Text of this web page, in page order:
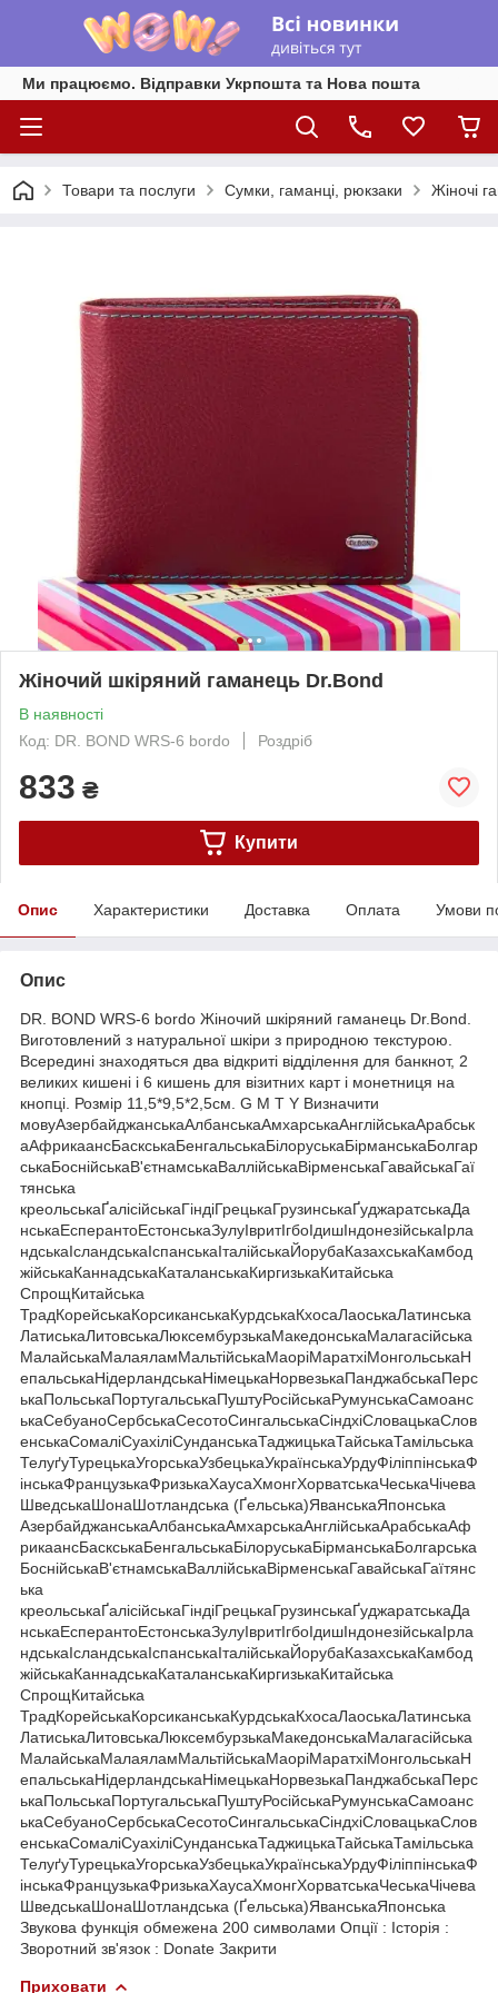
Ми працюємо. Відправки Укрпошта та Нова пошта
Товари та послуги Сумки, гаманці, рюкзаки Жіночі
Жіночий шкіряний гаманець Dr.Bond
В наявності
Код: DR. BOND WRS-6 bordo
Роздріб
833 ₴
Купити
Опис Характеристики Доставка Оплата Умови
Опис
DR. BOND WRS-6 bordo Жіночий шкіряний гаманець Dr.Bond.
Виготовлений з натуральної шкіри з природною текстурою.
Всередині знаходяться два відкриті відділення для банкнот, 2
великих кишені і 6 кишень для візитних карт і монетниця на
кнопці. Розмір 11,5*9,5*2,5см. G M T Y Визначити
мовуАзербайджанськаАлбанськаАмхарськаАнглійськаАрабськ
аАфрикаансБаскськаБенгальськаБілоруськаБірманськаБолгар
ськаБоснійськаВ'єтнамськаВаллійськаВірменськаГавайськаГаї
тянська
креольськаҐалісійськаГіндіГрецькаГрузинськаҐуджаратськаДа
нськаЕсперантоЕстонськаЗулуІвритІгбоІдишІндонезійськаІрла
ндськаІсландськаІспанськаІталійськаЙорубаКазахськаКамбод
жійськаКаннадськаКаталанськаКиргизькаКитайська
СпрощКитайська
ТрадКорейськаКорсиканськаКурдськаКхосаЛаоськаЛатинська
ЛатиськаЛитовськаЛюксембурзькаМакедонськаМалагасійська
МалайськаМалаяламМальтійськаМаоріМаратхіМонгольськаН
епальськаНідерландськаНімецькаНорвезькаПанджабськаПерс
ькаПольськаПортугальськаПуштуРосійськаРумунськаСамоанс
ькаСебуаноСербськаСесотоСингальськаСіндхіСловацькаСлов
енськаСомаліСуахіліСунданськаТаджицькаТайськаТамільська
ТелуґуТурецькаУгорськаУзбецькаУкраїнськаУрдуФіліппінськаФ
інськаФранцузькаФризькаХаусаХмонгХорватськаЧеськаЧічева
ШведськаШонаШотландська (Ґельська)ЯванськаЯпонська
АзербайджанськаАлбанськаАмхарськаАнглійськаАрабськаАф
рикаансБаскськаБенгальськаБілоруськаБірманськаБолгарська
БоснійськаВ'єтнамськаВаллійськаВірменськаГавайськаГаїтянс
ька
креольськаҐалісійськаГіндіГрецькаГрузинськаҐуджаратськаДа
нськаЕсперантоЕстонськаЗулуІвритІгбоІдишІндонезійськаІрла
ндськаІсландськаІспанськаІталійськаЙорубаКазахськаКамбод
жійськаКаннадськаКаталанськаКиргизькаКитайська
СпрощКитайська
ТрадКорейськаКорсиканськаКурдськаКхосаЛаоськаЛатинська
ЛатиськаЛитовськаЛюксембурзькаМакедонськаМалагасійська
МалайськаМалаяламМальтійськаМаоріМаратхіМонгольськаН
епальськаНідерландськаНімецькаНорвезькаПанджабськаПерс
ькаПольськаПортугальськаПуштуРосійськаРумунськаСамоанс
ькаСебуаноСербськаСесотоСингальськаСіндхіСловацькаСлов
енськаСомаліСуахіліСунданськаТаджицькаТайськаТамільська
ТелуґуТурецькаУгорськаУзбецькаУкраїнськаУрдуФіліппінськаФ
інськаФранцузькаФризькаХаусаХмонгХорватськаЧеськаЧічева
ШведськаШонаШотландська (Ґельська)ЯванськаЯпонська
Звукова функція обмежена 200 символами Опції : Історія :
Зворотний зв'язок : Donate Закрити
Приховати